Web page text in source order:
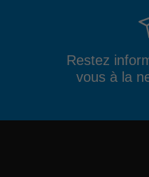
Restez
vous à la